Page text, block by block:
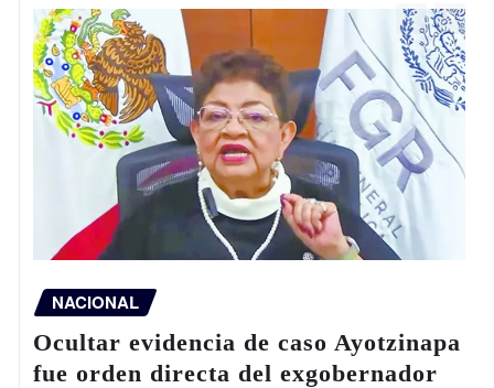
evidencia de caso Ayotzinapa
orden directa del exgobernador